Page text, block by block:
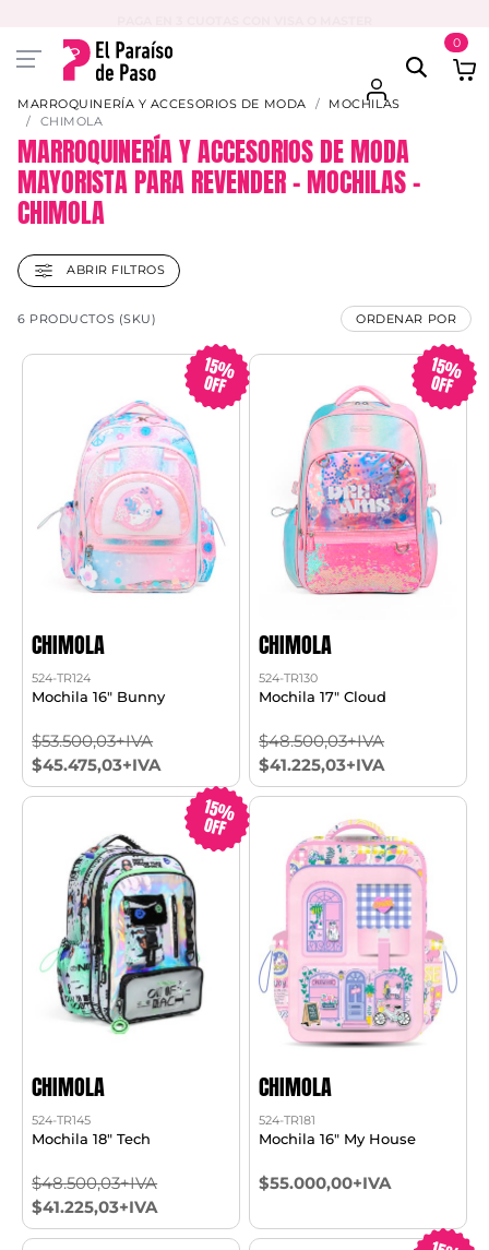
0
MARROQUINERÍA Y ACCESORIOS DE MODA
MOCHILAS
CHIMOLA
MARROQUINERÍA Y ACCESORIOS DE MODA
MAYORISTA PARA REVENDER – MOCHILAS –
CHIMOLA
ABRIR FILTROS
6 PRODUCTOS (SKU) ORDENAR POR
15%
OFF
CHIMOLA
524-TR124
Mochila 16" Bunny
$53.500,03+IVA
$45.475,03+IVA
15%
OFF
CHIMOLA
524-TR130
Mochila 17" Cloud
$48.500,03+IVA
$41.225,03+IVA
15%
OFF
CHIMOLA
524-TR145
Mochila 18" Tech
$48.500,03+IVA
$41.225,03+IVA
CHIMOLA
524-TR181
Mochila 16" My House
$55.000,00+IVA